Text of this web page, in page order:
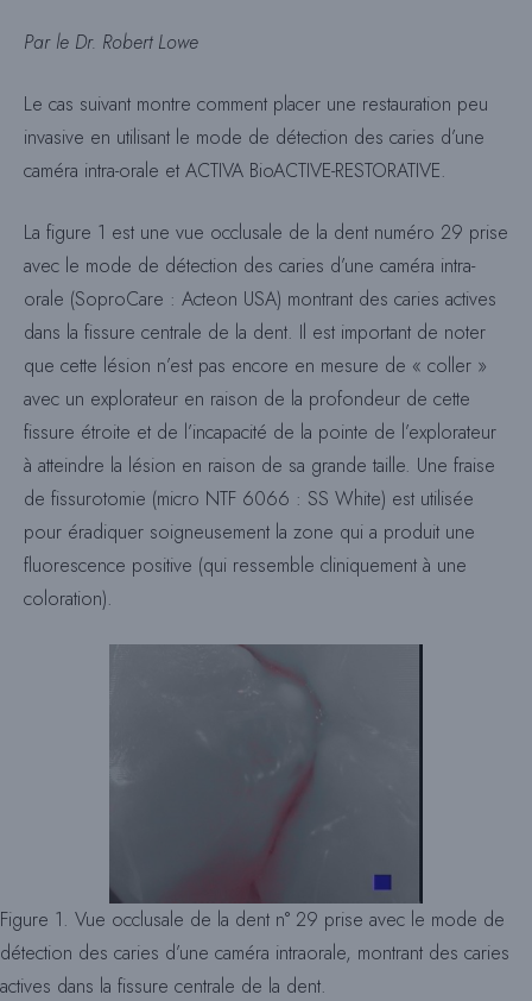
Par le Dr. Robert Lowe
Le cas suivant montre comment placer une restauration peu
invasive en utilisant le mode de détection des caries d’une
caméra intra-orale et ACTIVA BioACTIVE-RESTORATIVE.
La figure 1 est une vue occlusale de la dent numéro 29 prise
avec le mode de détection des caries d’une caméra intra-
orale (SoproCare : Acteon USA) montrant des caries actives
dans la fissure centrale de la dent. Il est important de noter
que cette lésion n’est pas encore en mesure de « coller »
avec un explorateur en raison de la profondeur de cette
fissure étroite et de l’incapacité de la pointe de l’explorateur
à atteindre la lésion en raison de sa grande taille. Une fraise
de fissurotomie (micro NTF 6066 : SS White) est utilisée
pour éradiquer soigneusement la zone qui a produit une
fluorescence positive (qui ressemble cliniquement à une
coloration).
Figure 1. Vue occlusale de la dent n° 29 prise avec le mode de
détection des caries d’une caméra intraorale, montrant des caries
actives dans la fissure centrale de la dent.